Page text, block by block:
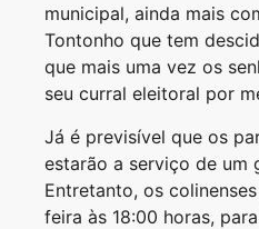
municipal, ainda mais
Tontonho que tem
que mais uma vez os
seu curral eleitoral por
Já é previsível que os
estarão a serviço de
Entretanto, os
feira às 18:00 horas,